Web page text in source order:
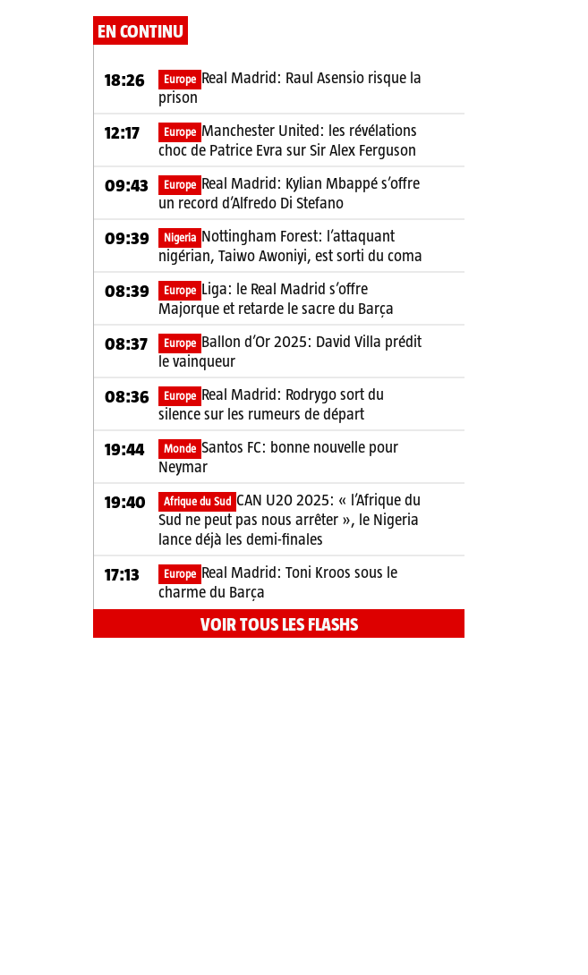
EN CONTINU
18:26 Europe Real Madrid: Raul Asensio risque la
prison
12:17 Europe Manchester United: les révélations
choc de Patrice Evra sur Sir Alex Ferguson
09:43 Europe Real Madrid: Kylian Mbappé s’offre
un record d’Alfredo Di Stefano
09:39 Nigeria Nottingham Forest: l’attaquant
nigérian, Taiwo Awoniyi, est sorti du coma
08:39 Europe Liga: le Real Madrid s’offre
Majorque et retarde le sacre du Barça
08:37 Europe Ballon d’Or 2025: David Villa prédit
le vainqueur
08:36 Europe Real Madrid: Rodrygo sort du
silence sur les rumeurs de départ
19:44 Monde Santos FC: bonne nouvelle pour
Neymar
19:40 Afrique du Sud CAN U20 2025: « l’Afrique du
Sud ne peut pas nous arrêter », le Nigeria
lance déjà les demi-finales
17:13 Europe Real Madrid: Toni Kroos sous le
charme du Barça
VOIR TOUS LES FLASHS